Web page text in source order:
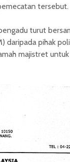
tersebut.
turut
daripada pihak
majistret